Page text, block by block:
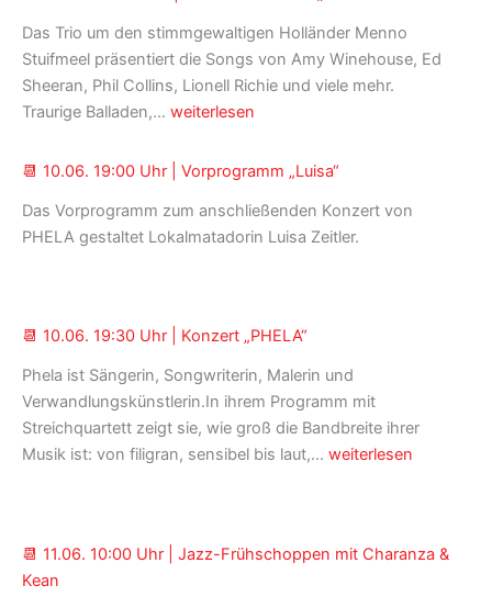
Konzert
der
Partyband
Timeless
Das Trio um den stimmgewaltigen Holländer Menno
Stuifmeel präsentiert die Songs von Amy Winehouse, Ed
Sheeran, Phil Collins, Lionell Richie und viele mehr.
Traurige Balladen,… 📆 09.06.
Uhr
Konzert
der
weiterlesen
📆 10.06. 19:00 Uhr | Vorprogramm „Luisa“
Das Vorprogramm zum anschließenden Konzert von
PHELA gestaltet Lokalmatadorin Luisa Zeitler.
📆 10.06. 19:30 Uhr | Konzert „PHELA“
Phela ist Sängerin, Songwriterin, Malerin und
Verwandlungskünstlerin.In ihrem Programm mit
Streichquartett zeigt sie, wie groß die Bandbreite ihrer
Musik ist: von filigran, sensibel bis laut,… 📆 10.06.
Konzert
weiterlesen
📆 11.06. 10:00 Uhr | Jazz-Frühschoppen mit Charanza &
Kean